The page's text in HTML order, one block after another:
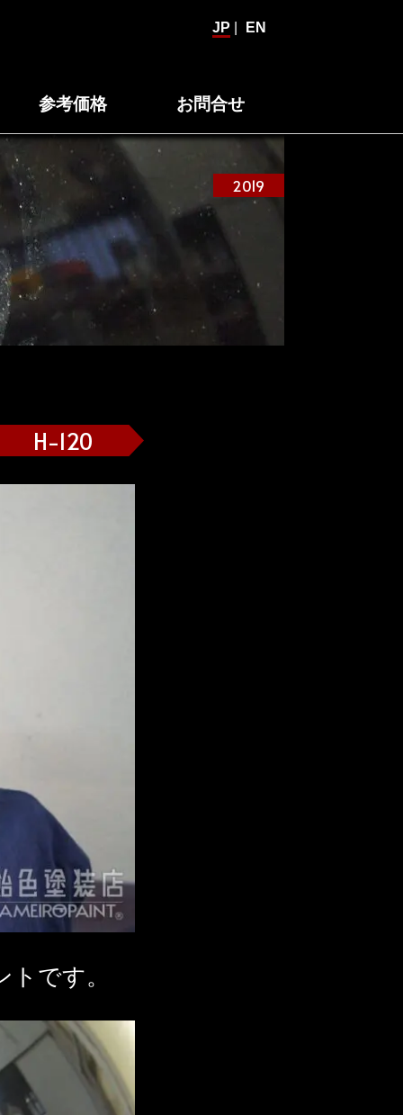
JP EN
参考価格 お問合せ
2019
H-120
です。